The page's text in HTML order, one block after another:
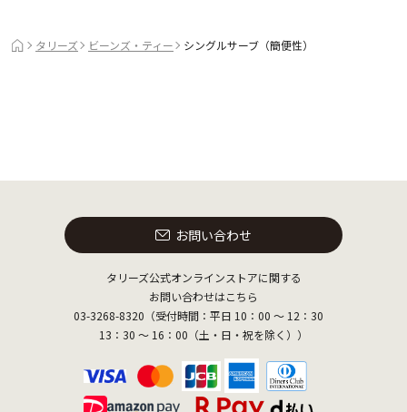
タリーズ ビーンズ・ティー シングルサーブ（簡便性）
お問い合わせ
タリーズ公式オンラインストアに関する
お問い合わせはこちら
03-3268-8320（受付時間：平日 10：00 ～ 12：30
13：30 ～ 16：00（土・日・祝を除く））